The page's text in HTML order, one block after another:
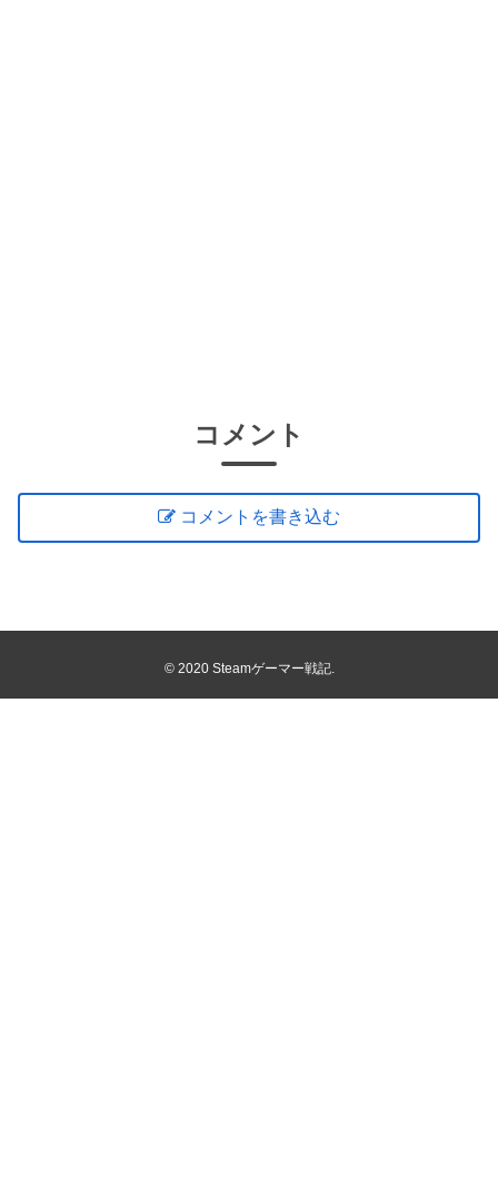
コメント
コメントを書き込む
© 2020 Steamゲーマー戦記.